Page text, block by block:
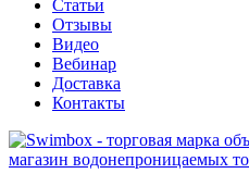
Статьи
Отзывы
Видео
Вебинар
Доставка
Контакты
магазин водонепроницаемых